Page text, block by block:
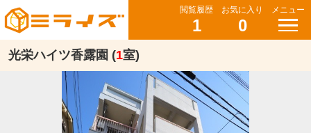
閲覧履歴
1
お気に入り
0
メニュー
光栄ハイツ香露園 (1室)